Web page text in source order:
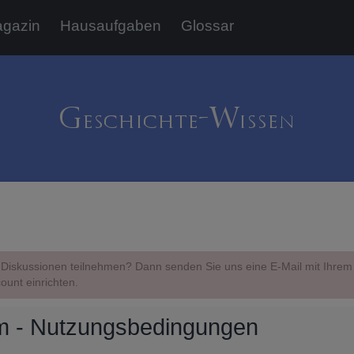
Hausaufgaben Glossar
teilnehmen? Dann senden Sie uns eine E-Mail mit
einrichten.
- Nutzungsbedingungen